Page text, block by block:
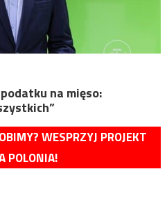
na mięso:
WESPRZYJ PROJEKT
POLONIA!